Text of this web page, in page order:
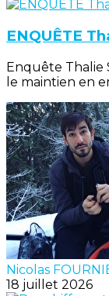
ENQUÊTE
Enquête Thalie
le maintien en
Nicolas
18 juillet 2026